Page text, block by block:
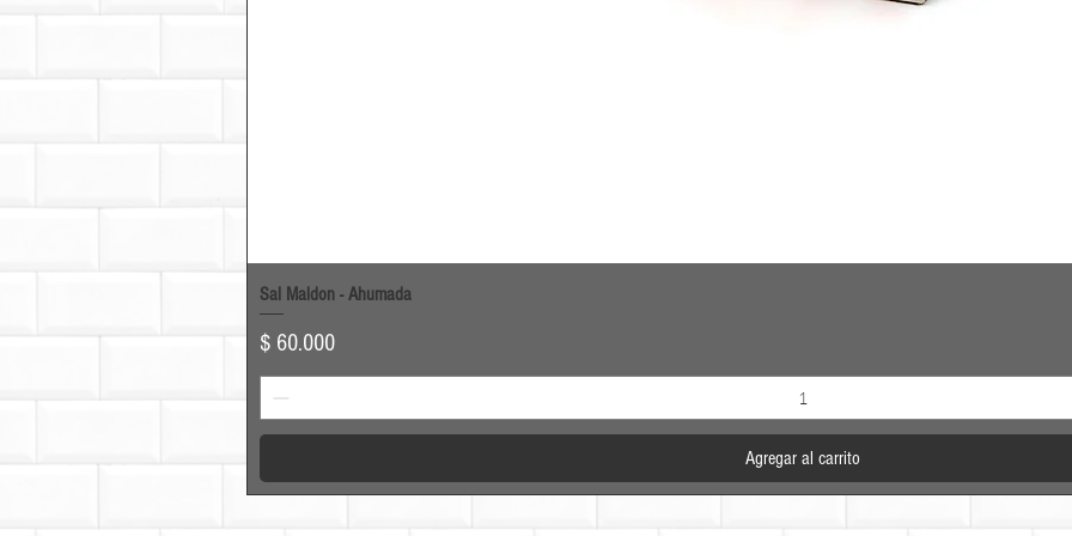
Sal Maldon - Ahumada
Precio
$ 60.000
Agregar al carrito